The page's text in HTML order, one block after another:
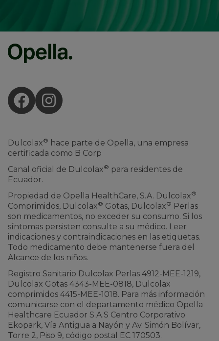
Dulcolax® hace parte de Opella, una empresa
certificada como B Corp
Canal oficial de Dulcolax® para residentes de
Ecuador.
Propiedad de Opella HealthCare, S.A. Dulcolax®
Comprimidos, Dulcolax® Gotas, Dulcolax® Perlas
son medicamentos, no exceder su consumo. Si los
síntomas persisten consulte a su médico. Leer
indicaciones y contraindicaciones en las etiquetas.
Todo medicamento debe mantenerse fuera del
Alcance de los niños.
Registro Sanitario Dulcolax Perlas 4912-MEE-1219,
Dulcolax Gotas 4343-MEE-0818, Dulcolax
comprimidos 4415-MEE-1018. Para más información
comunicarse con el departamento médico Opella
Healthcare Ecuador S.A.S Centro Corporativo
Ekopark, Vía Antigua a Nayón y Av. Simón Bolívar,
Torre 2, Piso 9, código postal EC 170503.